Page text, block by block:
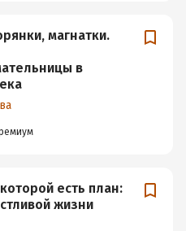
магнатки.
в
есть план:
жизни